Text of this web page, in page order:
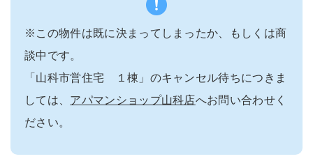
※この物件は既に決まってしまったか、もしくは商
談中です。
「山科市営住宅 １棟」のキャンセル待ちにつきま
しては、 アパマンショップ山科店へお問い合わせく
ださい。